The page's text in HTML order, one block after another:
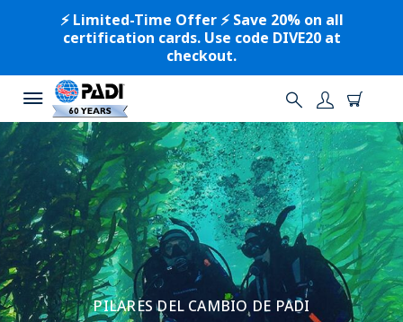
⚡️ Limited-Time Offer ⚡️ Save 20% on all
certification cards. Use code DIVE20 at
checkout.
PILARES DEL CAMBIO DE PADI